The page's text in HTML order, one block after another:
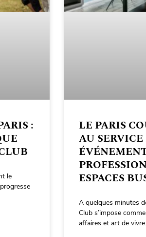
:
le
LE PARIS
AU SERVICE
ESPACES
A quelques minutes
Club s’impose
affaires et art de vivre.